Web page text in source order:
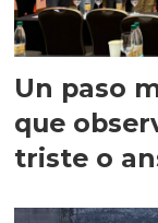
Un paso
que
triste o